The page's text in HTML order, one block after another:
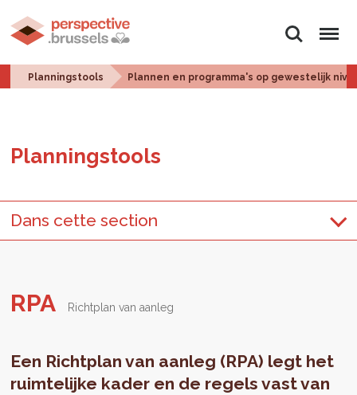
Zoeken Menu
Planningstools Plannen en programma's op gewestelijk
Plan­ningstools
Dans cette section
RPA Richtplan van aanleg
Een Richtplan van aanleg (RPA) legt het
ruimtelijke kader en de regels vast van